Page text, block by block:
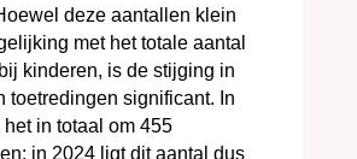
deze aantallen klein
met het totale aantal
kinderen, is de stijging in
toetredingen significant. In
in totaal om 455
in 2024 ligt dit aantal dus